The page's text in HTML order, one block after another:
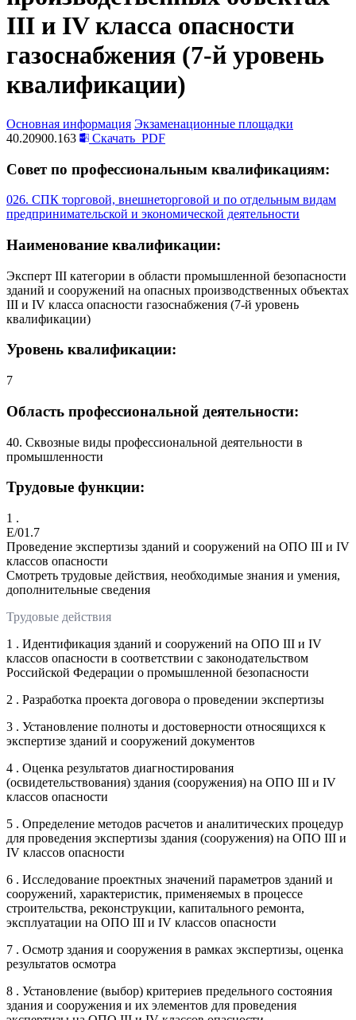
III и IV класса опасности
газоснабжения (7-й уровень
квалификации)
Основная информация Экзаменационные площадки
40.20900.163
Скачать PDF
Совет по профессиональным квалификациям:
026. СПК торговой, внешнеторговой и по отдельным видам
предпринимательской и экономической деятельности
Наименование квалификации:
Эксперт III категории в области промышленной безопасности
зданий и сооружений на опасных производственных объектах
III и IV класса опасности газоснабжения (7-й уровень
квалификации)
Уровень квалификации:
7
Область профессиональной деятельности:
40. Сквозные виды профессиональной деятельности в
промышленности
Трудовые функции:
1 .
E/01.7
Проведение экспертизы зданий и сооружений на ОПО III и IV
классов опасности
Смотреть трудовые действия, необходимые знания и умения,
дополнительные сведения
Трудовые действия
1 . Идентификация зданий и сооружений на ОПО III и IV
классов опасности в соответствии с законодательством
Российской Федерации о промышленной безопасности
2 . Разработка проекта договора о проведении экспертизы
3 . Установление полноты и достоверности относящихся к
экспертизе зданий и сооружений документов
4 . Оценка результатов диагностирования
(освидетельствования) здания (сооружения) на ОПО III и IV
классов опасности
5 . Определение методов расчетов и аналитических процедур
для проведения экспертизы здания (сооружения) на ОПО III и
IV классов опасности
6 . Исследование проектных значений параметров зданий и
сооружений, характеристик, применяемых в процессе
строительства, реконструкции, капитального ремонта,
эксплуатации на ОПО III и IV классов опасности
7 . Осмотр здания и сооружения в рамках экспертизы, оценка
результатов осмотра
8 . Установление (выбор) критериев предельного состояния
здания и сооружения и их элементов для проведения